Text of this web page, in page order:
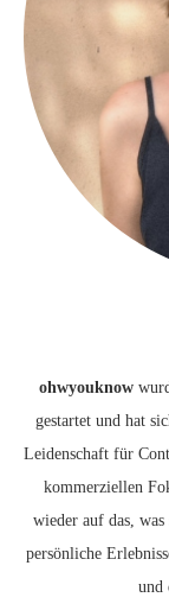
ohwyouknow
gestartet und hat
Leidenschaft für
kommerziellen
wieder auf das,
persönliche
und